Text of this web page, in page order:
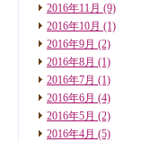
2016年11月 (9)
2016年10月 (1)
2016年9月 (2)
2016年8月 (1)
2016年7月 (1)
2016年6月 (4)
2016年5月 (2)
2016年4月 (5)